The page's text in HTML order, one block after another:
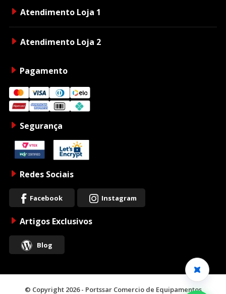
Atendimento Loja 1
Atendimento Loja 2
Pagamento
Segurança
Redes Sociais
Facebook Instagram
Artigos Exclusivos
Blog
© Copyright 2026 - Portssar Comercio de Equipamentos